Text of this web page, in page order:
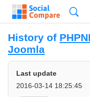
History of
Joomla
Last update
2016-03-14 18:25:45